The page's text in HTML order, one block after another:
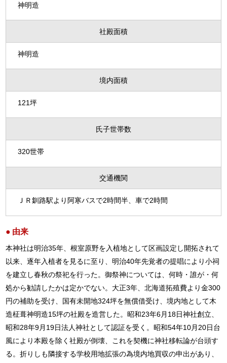
神明造
社殿面積
神明造
境内面積
121坪
氏子世帯数
320世帯
交通機関
ＪＲ釧路駅より阿寒バスで2時間半、車で2時間
由来
本神社は明治35年、根室原野を入植地として区画設定し開拓されて
以来、逐年入植者を見るに至り、明治40年先覚者の提唱により小祠
を建立し春秋の祭祀を行った。御祭神については、何時・誰が・何
処から勧請したかは定かでない。大正3年、北海道拓殖費より金300
円の補助を受け、国有未開地324坪を無償借受け、境内地として木
造柾葺神明造15坪の社殿を造営した。昭和23年6月18日神社創立、
昭和28年9月19日法人神社として認証を受く。昭和54年10月20日台
風により本殿を除く社殿が倒壊、これを契機に神社移転論が台頭す
る。折りしも隣接する学校用地拡張の為境内地買収の申出があり、